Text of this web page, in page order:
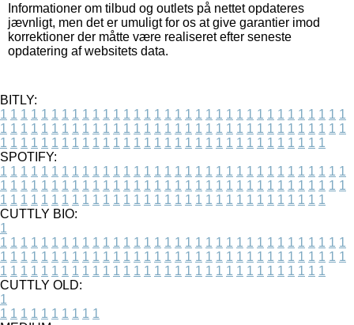
Informationer om tilbud og outlets på nettet opdateres
jævnligt, men det er umuligt for os at give garantier imod
korrektioner der måtte være realiseret efter seneste
opdatering af websitets data.
BITLY:
1 1 1 1 1 1 1 1 1 1 1 1 1 1 1 1 1 1 1 1 1 1 1 1 1 1 1 1 1 1 1 1 1 1
1 1 1 1 1 1 1 1 1 1 1 1 1 1 1 1 1 1 1 1 1 1 1 1 1 1 1 1 1 1 1 1 1 1
1 1 1 1 1 1 1 1 1 1 1 1 1 1 1 1 1 1 1 1 1 1 1 1 1 1 1 1 1 1 1 1
SPOTIFY:
1 1 1 1 1 1 1 1 1 1 1 1 1 1 1 1 1 1 1 1 1 1 1 1 1 1 1 1 1 1 1 1 1 1
1 1 1 1 1 1 1 1 1 1 1 1 1 1 1 1 1 1 1 1 1 1 1 1 1 1 1 1 1 1 1 1 1 1
1 1 1 1 1 1 1 1 1 1 1 1 1 1 1 1 1 1 1 1 1 1 1 1 1 1 1 1 1 1 1 1
CUTTLY BIO:
1
1 1 1 1 1 1 1 1 1 1 1 1 1 1 1 1 1 1 1 1 1 1 1 1 1 1 1 1 1 1 1 1 1 1
1 1 1 1 1 1 1 1 1 1 1 1 1 1 1 1 1 1 1 1 1 1 1 1 1 1 1 1 1 1 1 1 1 1
1 1 1 1 1 1 1 1 1 1 1 1 1 1 1 1 1 1 1 1 1 1 1 1 1 1 1 1 1 1 1 1
CUTTLY OLD:
1
1 1 1 1 1 1 1 1 1 1